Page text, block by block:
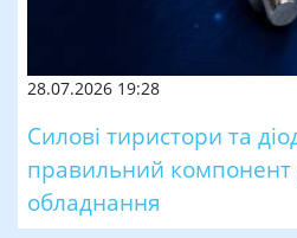
28.07.2026 19:28
Силові тиристори та
правильний
обладнання